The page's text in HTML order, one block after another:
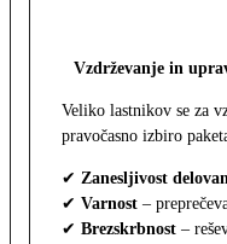
Vzdrževanje in
Veliko lastnikov se za
pravočasno izbiro
✔ Zanesljivost
✔ Varnost –
✔ Brezskrbnost –